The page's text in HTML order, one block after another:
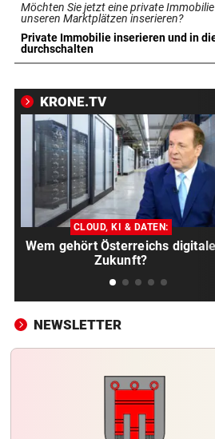
Frau von Bord gefallen und
Wellen verschluckt
„OANEN IN DR KRONE“ vor
Brandnertal
NOLDE VERLIERT GELB vor
„Captain Colin“ liegt nach
drei auf der Lauer
POLIZEI SUCHT ZEUGEN vor
Radlerin gestürzt: Schweizer
SUV-Fahrer flüchtet
LÄNDLE-HEIMKEHRER
Böckle geht gern baden,
allerdings nur im See
Altacher Kies-Krieg:
Franz Kopf recht
ERNÜCHTERNDE BILANZ
Möchten Sie jetzt eine private
unseren Marktplätzen inserieren?
Private Immobilie inserieren und in
durchschalten
in neuem Tab öffnen
KRONE.TV
CLOUD, KI & DATEN:
Wem gehört Österreichs
Zukunft?
NEWSLETTER